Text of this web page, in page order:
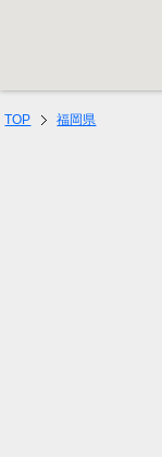
TOP 福岡県